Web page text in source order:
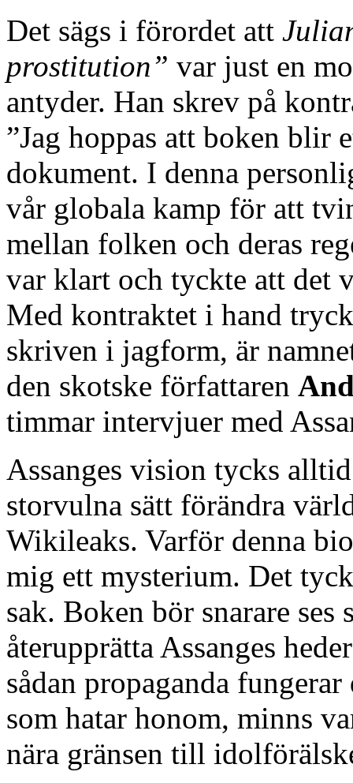
Det sägs i förordet att
prostitution” var just en
antyder. Han skrev på
”Jag hoppas att boken blir
dokument. I denna
vår globala kamp för att
mellan folken och deras
var klart och tyckte att det
Med kontraktet i hand
skriven i jagform, är
den skotske författaren
timmar intervjuer med
Assanges vision tycks
storvulna sätt förändra
Wikileaks. Varför denna
mig ett mysterium. Det
sak. Boken bör snarare
återupprätta Assanges
sådan propaganda
som hatar honom, minns
nära gränsen till